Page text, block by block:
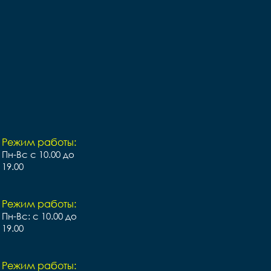
Режим работы:
Пн-Вс с 10.00 до
19.00
Режим работы:
Пн-Вс: с 10.00 до
19.00
Режим работы: